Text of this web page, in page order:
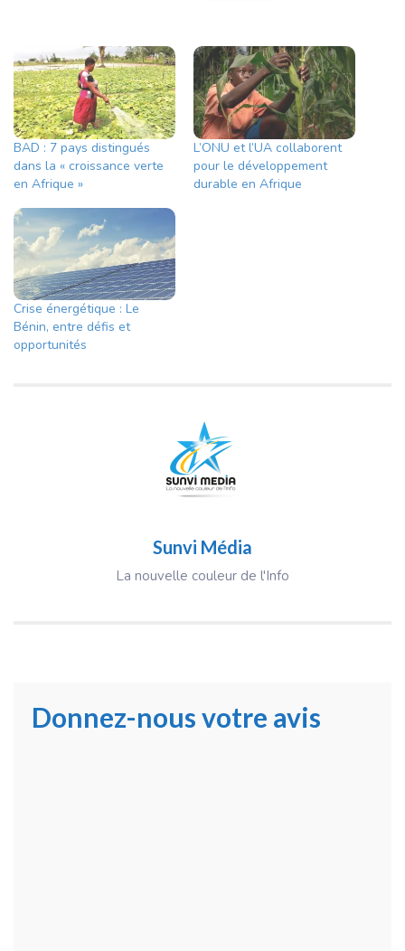
BAD : 7 pays distingués
dans la « croissance verte
en Afrique »
L’ONU et l’UA collaborent
pour le développement
durable en Afrique
Crise énergétique : Le
Bénin, entre défis et
opportunités
Sunvi Média
La nouvelle couleur de l'Info
Donnez-nous votre avis